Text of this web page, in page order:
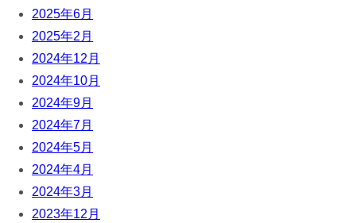
2025年6月
2025年2月
2024年12月
2024年10月
2024年9月
2024年7月
2024年5月
2024年4月
2024年3月
2023年12月